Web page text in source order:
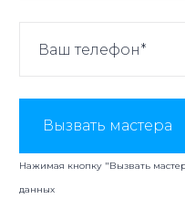
Вызвать мастера
Нажимая кнопку "Вызвать
данных